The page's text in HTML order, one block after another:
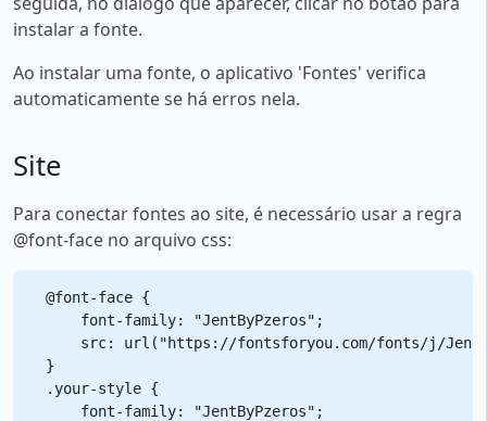
instalar a fonte.
Ao instalar uma fonte, o aplicativo 'Fontes' verifica
automaticamente se há erros nela.
Site
Para conectar fontes ao site, é necessário usar a regra
@font-face no arquivo css:
@font-face {
    font-family: "JentByPzeros";
src: url("https://fontsforyou.com/fonts/j/
}
.your-style {
    font-family: "JentByPzeros";